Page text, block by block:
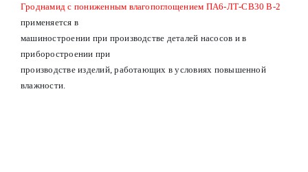
Гроднамид с пониженным влагопоглощением ПА6-ЛТ-СВ30 В-2
применяется в
машиностроении при производстве деталей насосов и в
приборостроении при
производстве изделий, работающих в условиях повышенной
влажности.